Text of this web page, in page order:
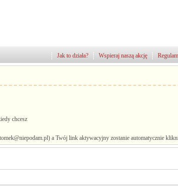
Wspieraj naszą akcję
Jak to działa?
chcesz
a Twój link aktywacyjny zostanie automatycznie